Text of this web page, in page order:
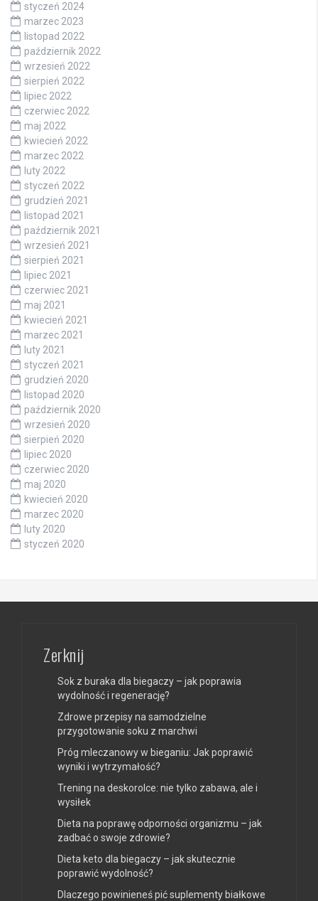
styczeń 2024
marzec 2023
listopad 2022
październik 2022
wrzesień 2022
sierpień 2022
lipiec 2022
czerwiec 2022
maj 2022
kwiecień 2022
marzec 2022
luty 2022
styczeń 2022
grudzień 2021
listopad 2021
październik 2021
wrzesień 2021
sierpień 2021
lipiec 2021
czerwiec 2021
maj 2021
kwiecień 2021
marzec 2021
luty 2021
styczeń 2021
grudzień 2020
listopad 2020
październik 2020
wrzesień 2020
sierpień 2020
lipiec 2020
czerwiec 2020
maj 2020
kwiecień 2020
marzec 2020
luty 2020
styczeń 2020
Zerknij
Sok z buraka dla biegaczy – jak poprawia
wydolność i regenerację?
Zdrowe przepisy na samodzielne
przygotowanie soku z marchwi
Próg mleczanowy w bieganiu: Jak poprawić
wyniki i wytrzymałość?
Trening na deskorolce: nie tylko zabawa, ale i
wysiłek
Dieta na poprawę odporności organizmu – jak
zadbać o swoje zdrowie?
Dieta keto dla biegaczy – jak skutecznie
poprawić wydolność?
Dlaczego powinieneś pić suplementy białkowe